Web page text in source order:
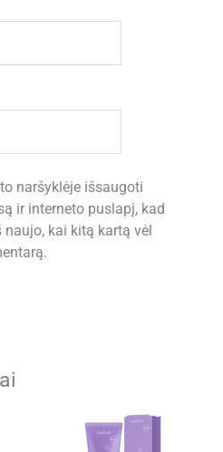
naršyklėje išsaugoti
ir interneto puslapį, kad
kai kitą kartą vėl